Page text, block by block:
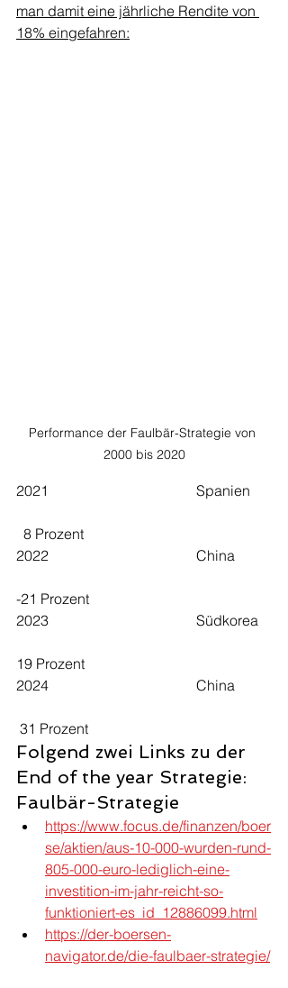
man damit eine jährliche Rendite von
18% eingefahren:
Performance der Faulbär-Strategie von
2000 bis 2020
2021					Spanien
  8 Prozent
2022					China
-21 Prozent
2023					Südkorea
19 Prozent
2024					China
31 Prozent
Folgend zwei Links zu der
End of the year Strategie:
Faulbär-Strategie
https://www.focus.de/finanzen/boer
se/aktien/aus-10-000-wurden-rund-
805-000-euro-lediglich-eine-
investition-im-jahr-reicht-so-
funktioniert-es_id_12886099.html
https://der-boersen-
navigator.de/die-faulbaer-strategie/